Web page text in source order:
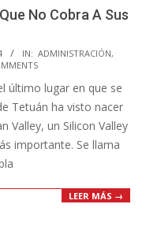
No Cobra A Sus
IN: ADMINISTRACIÓN,
último lugar en que se
Tetuán ha visto nacer
Valley, un Silicon Valley
importante. Se llama
LEER MÁS →